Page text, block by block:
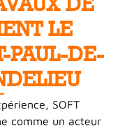
LE
PAUL-DE-
SOFT
comme un acteur